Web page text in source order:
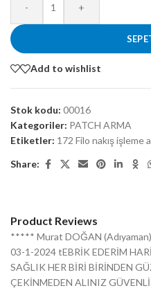
- +
Add to wishlist
Stok kodu: 00016
Kategoriler: PATCH ARMA
Etiketler: 172 Filo nakış işleme
Share:
Product Reviews
***** Murat DOĞAN (Adıyaman)
03-1-2024 tEBRİK EDERİM
SAĞLIK HER BİRİ BİRİNDEN
ÇEKİNMEDEN ALINIZ